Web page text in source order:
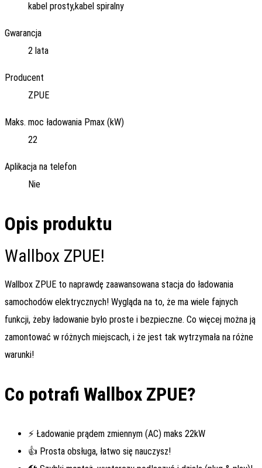
kabel prosty,kabel spiralny
Gwarancja
2 lata
Producent
ZPUE
Maks. moc ładowania Pmax (kW)
22
Aplikacja na telefon
Nie
Opis produktu
Wallbox ZPUE!
Wallbox ZPUE to naprawdę zaawansowana stacja do ładowania
samochodów elektrycznych! Wygląda na to, że ma wiele fajnych
funkcji, żeby ładowanie było proste i bezpieczne. Co więcej można ją
zamontować w różnych miejscach, i że jest tak wytrzymała na różne
warunki!
Co potrafi Wallbox ZPUE?
⚡ Ładowanie prądem zmiennym (AC) maks 22kW
👍 Prosta obsługa, łatwo się nauczysz!